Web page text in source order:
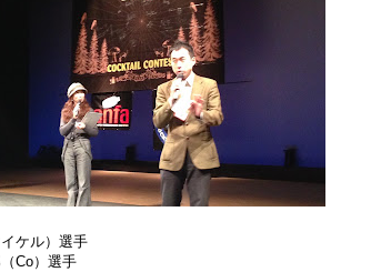
ケル）選手
Co）選手